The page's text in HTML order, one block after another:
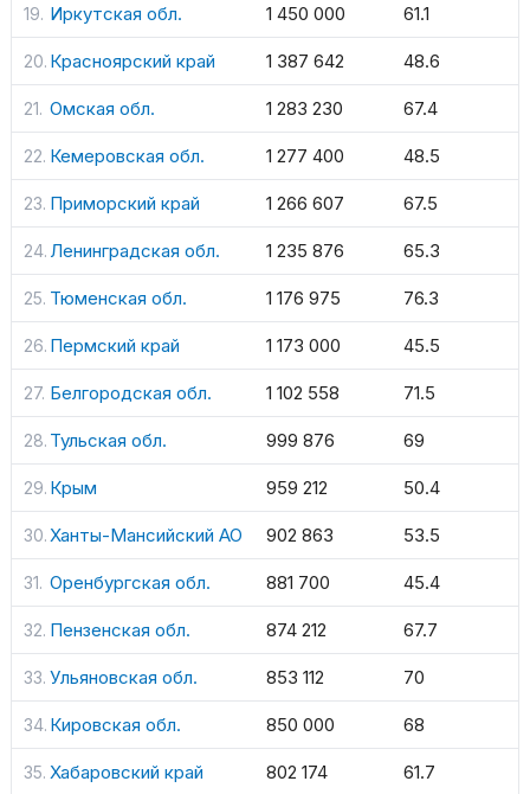
Иркутская обл. 1 450 000 61.1
Красноярский край 1 387 642 48.6
Омская обл. 1 283 230 67.4
Кемеровская обл. 1 277 400 48.5
Приморский край 1 266 607 67.5
Ленинградская обл. 1 235 876 65.3
Тюменская обл. 1 176 975 76.3
Пермский край 1 173 000 45.5
Белгородская обл. 1 102 558 71.5
Тульская обл. 999 876 69
Крым 959 212 50.4
Ханты-Мансийский АО 902 863 53.5
Оренбургская обл. 881 700 45.4
Пензенская обл. 874 212 67.7
Ульяновская обл. 853 112 70
Кировская обл. 850 000 68
Хабаровский край 802 174 61.7